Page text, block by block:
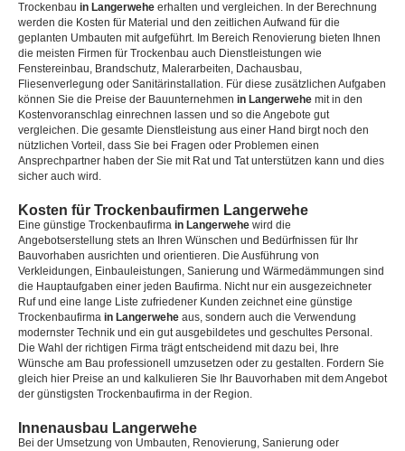
Trockenbau in Langerwehe erhalten und vergleichen. In der Berechnung
werden die Kosten für Material und den zeitlichen Aufwand für die
geplanten Umbauten mit aufgeführt. Im Bereich Renovierung bieten Ihnen
die meisten Firmen für Trockenbau auch Dienstleistungen wie
Fenstereinbau, Brandschutz, Malerarbeiten, Dachausbau,
Fliesenverlegung oder Sanitärinstallation. Für diese zusätzlichen Aufgaben
können Sie die Preise der Bauunternehmen in Langerwehe mit in den
Kostenvoranschlag einrechnen lassen und so die Angebote gut
vergleichen. Die gesamte Dienstleistung aus einer Hand birgt noch den
nützlichen Vorteil, dass Sie bei Fragen oder Problemen einen
Ansprechpartner haben der Sie mit Rat und Tat unterstützen kann und dies
sicher auch wird.
Kosten für Trockenbaufirmen Langerwehe
Eine günstige Trockenbaufirma in Langerwehe wird die
Angebotserstellung stets an Ihren Wünschen und Bedürfnissen für Ihr
Bauvorhaben ausrichten und orientieren. Die Ausführung von
Verkleidungen, Einbauleistungen, Sanierung und Wärmedämmungen sind
die Hauptaufgaben einer jeden Baufirma. Nicht nur ein ausgezeichneter
Ruf und eine lange Liste zufriedener Kunden zeichnet eine günstige
Trockenbaufirma in Langerwehe aus, sondern auch die Verwendung
modernster Technik und ein gut ausgebildetes und geschultes Personal.
Die Wahl der richtigen Firma trägt entscheidend mit dazu bei, Ihre
Wünsche am Bau professionell umzusetzen oder zu gestalten. Fordern Sie
gleich hier Preise an und kalkulieren Sie Ihr Bauvorhaben mit dem Angebot
der günstigsten Trockenbaufirma in der Region.
Innenausbau Langerwehe
Bei der Umsetzung von Umbauten, Renovierung, Sanierung oder